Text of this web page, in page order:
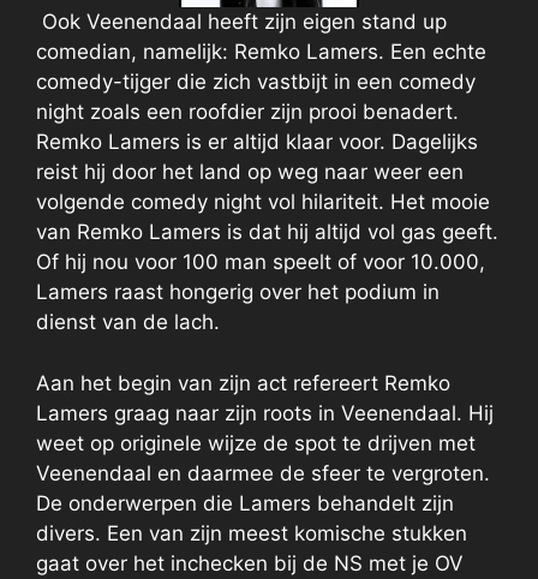
Ook Veenendaal heeft zijn eigen stand up
comedian, namelijk: Remko Lamers. Een echte
comedy-tijger die zich vastbijt in een comedy
night zoals een roofdier zijn prooi benadert.
Remko Lamers is er altijd klaar voor. Dagelijks
reist hij door het land op weg naar weer een
volgende comedy night vol hilariteit. Het mooie
van Remko Lamers is dat hij altijd vol gas geeft.
Of hij nou voor 100 man speelt of voor 10.000,
Lamers raast hongerig over het podium in
dienst van de lach.
Aan het begin van zijn act refereert Remko
Lamers graag naar zijn roots in Veenendaal. Hij
weet op originele wijze de spot te drijven met
Veenendaal en daarmee de sfeer te vergroten.
De onderwerpen die Lamers behandelt zijn
divers. Een van zijn meest komische stukken
gaat over het inchecken bij de NS met je OV